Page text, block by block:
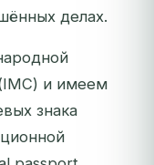
делах.
и имеем
знака